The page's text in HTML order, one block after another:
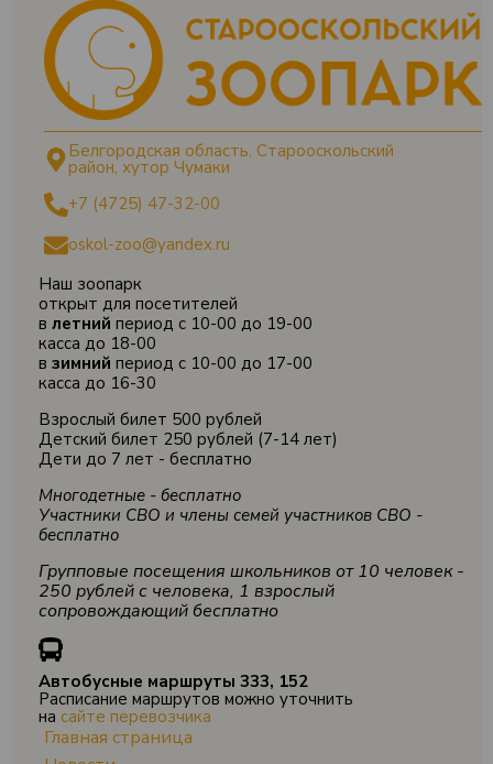
Белгородская область, Старооскольский
район, хутор Чумаки
+7 (4725) 47-32-00
oskol-zoo@yandex.ru
Наш зоопарк
открыт для посетителей
в летний период с 10-00 до 19-00
касса до 18-00
в зимний период с 10-00 до 17-00
касса до 16-30
Взрослый билет 500 рублей
Детский билет 250 рублей (7-14 лет)
Дети до 7 лет - бесплатно
Многодетные - бесплатно
Участники СВО и члены семей участников СВО -
бесплатно
Групповые посещения школьников от 10 человек -
250 рублей с человека, 1 взрослый
сопровождающий бесплатно
Автобусные маршруты 333, 152
Расписание маршрутов можно уточнить
на сайте перевозчика
Главная страница